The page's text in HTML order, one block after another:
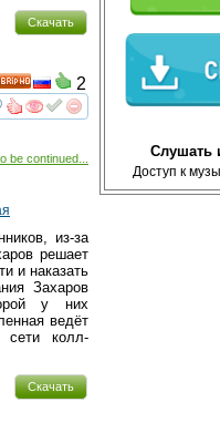
Слушать
Доступ к
Скачать
смотретьинтересует
2
be continued...
из-за
решает
и наказать
Захаров
у них
ведёт
сети колл-
Скачать